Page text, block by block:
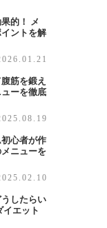
的！ メ
ントを解
筋を鍛え
ーを徹底
心者が作
ニューを
したらい
イエット